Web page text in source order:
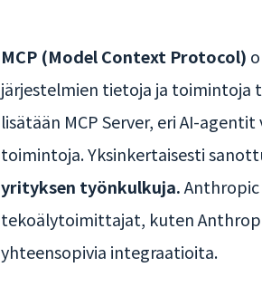
MCP (Model Context Protocol)
järjestelmien tietoja ja toimintoja
lisätään MCP Server, eri AI-
toimintoja. Yksinkertaisesti
yrityksen työnkulkuja.Anthropic
tekoälytoimittajat, kuten
yhteensopivia integraatioita.